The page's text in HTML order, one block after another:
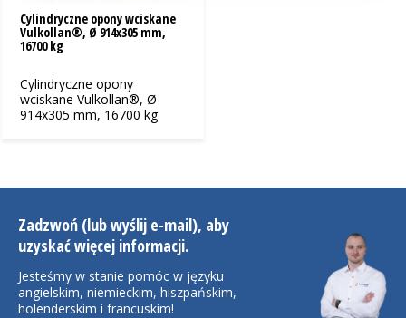
Cylindryczne opony wciskane
Vulkollan®, Ø 914x305 mm,
16700 kg
Cylindryczne opony
wciskane Vulkollan®, Ø
914x305 mm, 16700 kg
Zadzwoń (lub wyślij e-mail), aby
uzyskać więcej informacji.
Jesteśmy w stanie pomóc w języku
angielskim, niemieckim, hiszpańskim,
holenderskim i francuskim!